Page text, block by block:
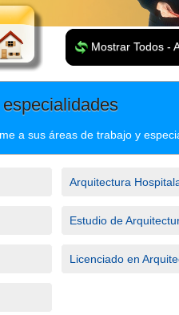
Mostrar Todos -
a sus áreas de trabajo y
Arquitectura
Estudio de
Licenciado en